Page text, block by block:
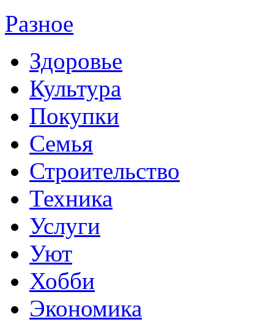
Разное
Здоровье
Культура
Покупки
Семья
Строительство
Техника
Услуги
Уют
Хобби
Экономика